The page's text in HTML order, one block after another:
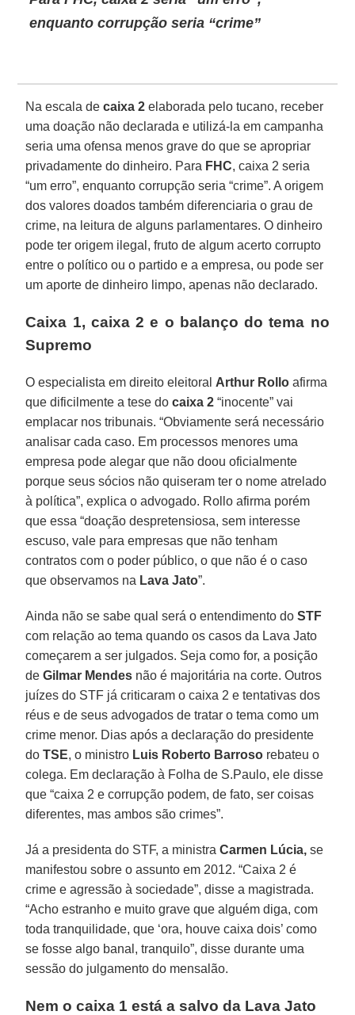
enquanto corrupção seria “crime”
Na escala decaixa 2 elaborada pelo tucano, receber
uma doação não declarada e utilizá-la em campanha
seria uma ofensa menos grave do que se apropriar
privadamente do dinheiro. Para FHC, caixa 2 seria
“um erro”, enquanto corrupção seria “crime”. A origem
dos valores doados também diferenciaria o grau de
crime, na leitura de alguns parlamentares. O dinheiro
pode ter origem ilegal, fruto de algum acerto corrupto
entre o político ou o partido e a empresa, ou pode ser
um aporte de dinheiro limpo, apenas não declarado.
Caixa 1, caixa 2 e o balanço do tema no
Supremo
O especialista em direito eleitoral Arthur Rollo afirma
que dificilmente a tese docaixa 2 “inocente” vai
emplacar nos tribunais. “Obviamente será necessário
analisar cada caso. Em processos menores uma
empresa pode alegar que não doou oficialmente
porque seus sócios não quiseram ter o nome atrelado
à política”, explica o advogado. Rollo afirma porém
que essa “doação despretensiosa, sem interesse
escuso, vale para empresas que não tenham
contratos com o poder público, o que não é o caso
que observamos na Lava Jato”.
Ainda não se sabe qual será o entendimento doSTF
com relação ao tema quando os casos da Lava Jato
começarem a ser julgados. Seja como for, a posição
deGilmar Mendes não é majoritária na corte. Outros
juízes do STF já criticaram o caixa 2 e tentativas dos
réus e de seus advogados de tratar o tema como um
crime menor. Dias após a declaração do presidente
doTSE, o ministro Luis Roberto Barroso rebateu o
colega. Em declaração à Folha de S.Paulo, ele disse
que “caixa 2 e corrupção podem, de fato, ser coisas
diferentes, mas ambos são crimes”.
Já a presidenta do STF, a ministraCarmen Lúcia, se
manifestou sobre o assunto em 2012. “Caixa 2 é
crime e agressão à sociedade”, disse a magistrada.
“Acho estranho e muito grave que alguém diga, com
toda tranquilidade, que ‘ora, houve caixa dois’ como
se fosse algo banal, tranquilo”, disse durante uma
sessão do julgamento do mensalão.
Nem o caixa 1 está a salvo da Lava Jato